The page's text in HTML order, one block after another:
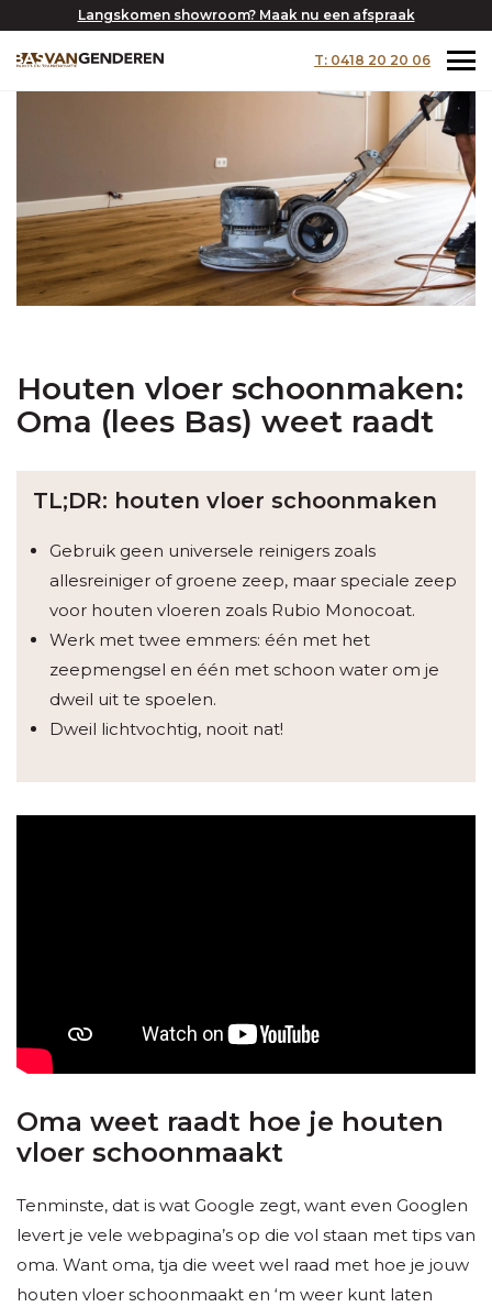
Langskomen showroom? Maak nu een afspraak
T: 0418 20 20 06
Houten vloer schoonmaken:
Oma (lees Bas) weet raadt
TL;DR: houten vloer schoonmaken
Gebruik geen universele reinigers zoals
allesreiniger of groene zeep, maar speciale zeep
voor houten vloeren zoals Rubio Monocoat.
Werk met twee emmers: één met het
zeepmengsel en één met schoon water om je
dweil uit te spoelen.
Dweil lichtvochtig, nooit nat!
Oma weet raadt hoe je houten
vloer schoonmaakt
Tenminste, dat is wat Google zegt, want even Googlen
levert je vele webpagina’s op die vol staan met tips van
oma. Want oma, tja die weet wel raad met hoe je jouw
houten vloer schoonmaakt en ‘m weer kunt laten